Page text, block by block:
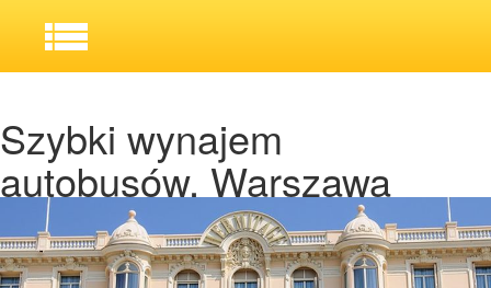
Szybki wynajem
autobusów, Warszawa